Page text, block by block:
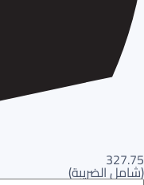
327.75
(شامل الضريبة)